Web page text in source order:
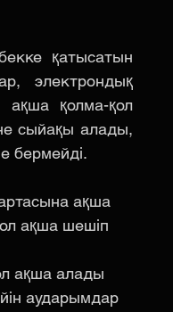
қатысатын
электрондық
қолма-қол
сыйақы алады,
бермейді.
ақша
ақша шешіп
ақша алады
аударымдар